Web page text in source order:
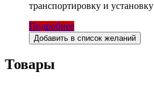
транспортировку и установку
Подробнее
Добавить в список желаний
Товары